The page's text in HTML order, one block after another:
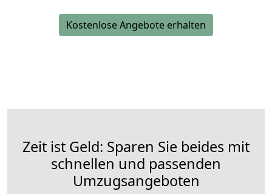
Kostenlose Angebote erhalten
Zeit ist Geld: Sparen Sie beides mit
schnellen und passenden
Umzugsangeboten